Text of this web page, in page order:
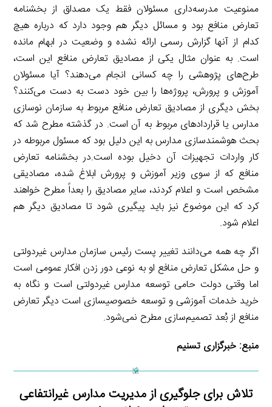
ممنوعیت مدرسه‌داری مسئولان فقط یک مصداق از بخشنامه
تعارض منافع بود و مسائل دیگر هم وجود دارد که درباره هیچ
کدام از آنها گزارش رسمی ارائه نشده و وضعیت در ابهام مانده
است. به عنوان مثال یکی از مصادیق تعارض منافع این است،
طرح‌های پژوهشی را چه کسانی انجام می‌دهند؟ آیا مسئولان
آموزش و پرورش، پروژه‌ها را بین خود دست به دست می‌کنند؟
بخش دیگری از مصادیق تعارض منافع مربوط به سازمان نوسازی
مدارس یا قراردادهای مربوط به آن است. در گذشته مطرح شد که
بحث هوشمندسازی مدارس به این دلیل بود که مسئول مربوطه در
کار واردات تجهیزات آن دخیل بوده است.در بخشنامه تعارض
منافع که از سوی وزیر آموزش و پرورش ابلاغ شده، مصادیقی
مشخص است و اعلام کردند، سایر مصادیق را بعداً مطرح خواهند
کرد که این موضوع نیز باید پیگیری شود تا مصادیق دیگر هم
اعلام شود.
اگر چه همه می‌دانند تغییر پست رئیس سازمان مدارس غیردولتی
و حل مشکل تعارض منافع او به نوعی دور زدن افکار عمومی است
اما وقتی دولت حامی توسعه مدارس غیردولتی است و نگاه به
خرید خدمات آموزشی و توسعه خصوصیسازی است دیگر تعارض
منافع از بُعد تصمیم‌سازی مطرح نمی‌شود.
منبع: خبرگزاری تسنیم
تلاش برای جلوگیری از مدیریت مدارس غیرانتفاعی